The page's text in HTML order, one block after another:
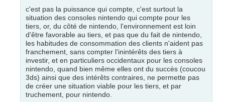
c'est pas la puissance qui compte, c'est surtout la
situation des consoles nintendo qui compte pour les
tiers, or, du côté de nintendo, l'environnement est loin
d'être favorable au tiers, et pas que du fait de nintendo,
les habitudes de consommation des clients n'aident pas
franchement, sans compter l'inintérêts des tiers à
investir, et en particuliers occidentaux pour les consoles
nintendo, quand bien même elles ont du succès (coucou
3ds) ainsi que des intérêts contraires, ne permette pas
de créer une situation viable pour les tiers, et par
truchement, pour nintendo.